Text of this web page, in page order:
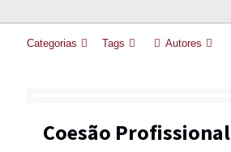
Categorias Tags Autores
Coesão Profissional